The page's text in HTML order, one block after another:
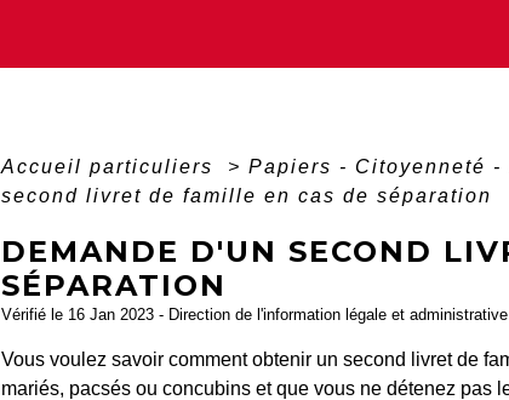
Accueil particuliers > Papiers - Citoyenneté -
second livret de famille en cas de séparation
DEMANDE D'UN SECOND
SÉPARATION
Vérifié le 16 Jan 2023 - Direction de l'information légale et
Vous voulez savoir comment obtenir un second livret de
mariés, pacsés ou concubins et que vous ne détenez pas